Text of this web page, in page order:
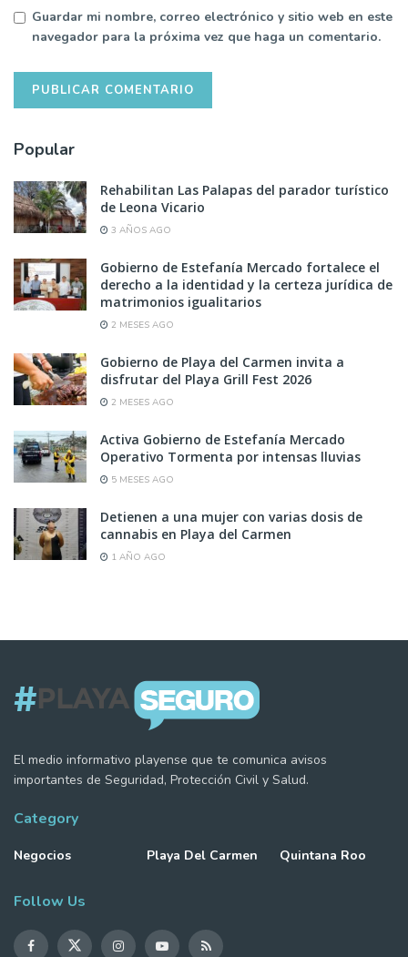
Guardar mi nombre, correo electrónico y sitio web en este
navegador para la próxima vez que haga un comentario.
Popular
Rehabilitan Las Palapas del parador turístico
de Leona Vicario
3 AÑOS AGO
Gobierno de Estefanía Mercado fortalece el
derecho a la identidad y la certeza jurídica de
matrimonios igualitarios
2 MESES AGO
Gobierno de Playa del Carmen invita a
disfrutar del Playa Grill Fest 2026
2 MESES AGO
Activa Gobierno de Estefanía Mercado
Operativo Tormenta por intensas lluvias
5 MESES AGO
Detienen a una mujer con varias dosis de
cannabis en Playa del Carmen
1 AÑO AGO
El medio informativo playense que te comunica avisos
importantes de Seguridad, Protección Civil y Salud.
Category
Negocios Playa Del Carmen Quintana Roo
Follow Us